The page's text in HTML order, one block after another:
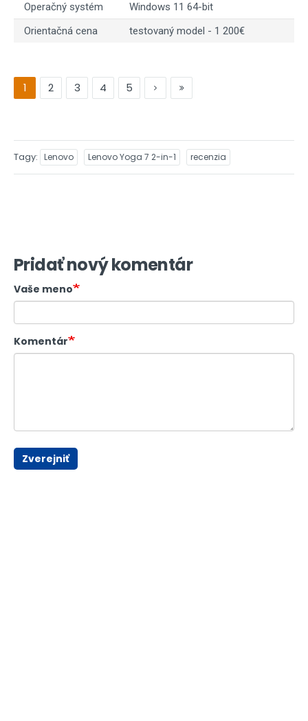
Operačný systém
Windows 11 64-bit
Orientačná cena
testovaný model - 1 200€
1 2 3 4 5
Tagy Lenovo Lenovo Yoga 7 2-in-1 recenzia
Pridať nový komentár
Vaše meno
Komentár
Zverejniť